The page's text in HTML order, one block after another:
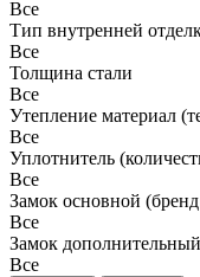
Все
Тип внутренней
Все
Толщина стали
Все
Утепление материал
Все
Уплотнитель
Все
Замок основной
Все
Замок
Все